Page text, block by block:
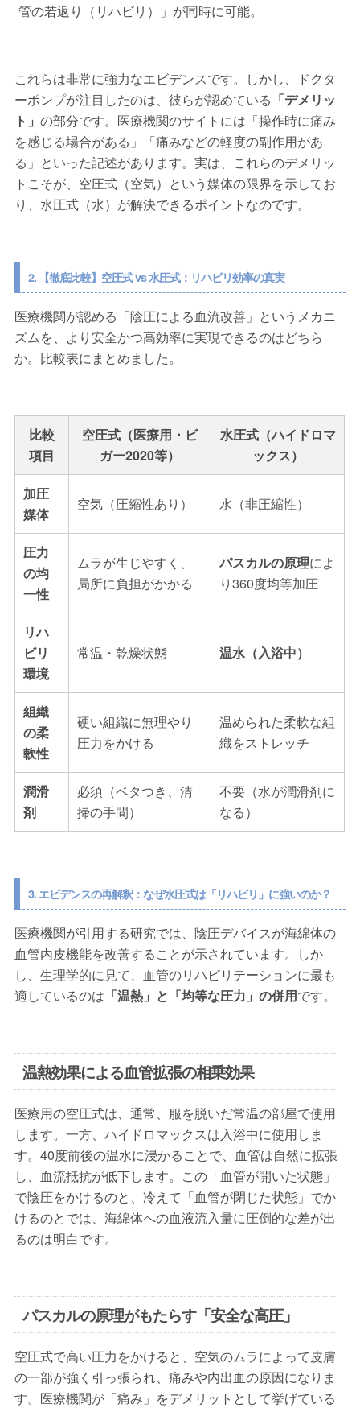
管の若返り（リハビリ）」が同時に可能。
これらは非常に強力なエビデンスです。しかし、ドクタ
ーポンプが注目したのは、彼らが認めている 「デメリッ
ト」の部分です。医療機関のサイトには「操作時に痛み
を感じる場合がある」「痛みなどの軽度の副作用があ
る」といった記述があります。実は、これらのデメリッ
トこそが、空圧式（空気）という媒体の限界を示してお
り、水圧式（水）が解決できるポイントなのです。
2. 【徹底比較】空圧式 vs 水圧式：リハビリ効率の真実
医療機関が認める「陰圧による血流改善」というメカニ
ズムを、より安全かつ高効率に実現できるのはどちら
か。比較表にまとめました。
比較
項目
空圧式（医療用・ビ
ガー2020等）
水圧式（ハイドロマ
ックス）
加圧
媒体
空気（圧縮性あり） 水（非圧縮性）
圧力
の均
一性
ムラが生じやすく、
局所に負担がかかる
パスカルの原理によ
り360度均等加圧
リハ
ビリ
環境
常温・乾燥状態 温水（入浴中）
組織
の柔
軟性
硬い組織に無理やり
圧力をかける
温められた柔軟な組
織をストレッチ
潤滑
剤
必須（ベタつき、清
掃の手間）
不要（水が潤滑剤に
なる）
3. エビデンスの再解釈：なぜ水圧式は「リハビリ」に強いのか？
医療機関が引用する研究では、陰圧デバイスが海綿体の
血管内皮機能を改善することが示されています。しか
し、生理学的に見て、血管のリハビリテーションに最も
適しているのは 「温熱」と「均等な圧力」の併用です。
温熱効果による血管拡張の相乗効果
医療用の空圧式は、通常、服を脱いだ常温の部屋で使用
します。一方、ハイドロマックスは入浴中に使用しま
す。40度前後の温水に浸かることで、血管は自然に拡張
し、血流抵抗が低下します。この「血管が開いた状態」
で陰圧をかけるのと、冷えて「血管が閉じた状態」でか
けるのとでは、海綿体への血液流入量に圧倒的な差が出
るのは明白です。
パスカルの原理がもたらす「安全な高圧」
空圧式で高い圧力をかけると、空気のムラによって皮膚
の一部が強く引っ張られ、痛みや内出血の原因になりま
す。医療機関が「痛み」をデメリットとして挙げている